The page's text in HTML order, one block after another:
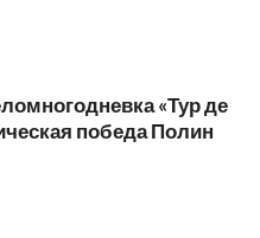
«Тур де
победа Полин